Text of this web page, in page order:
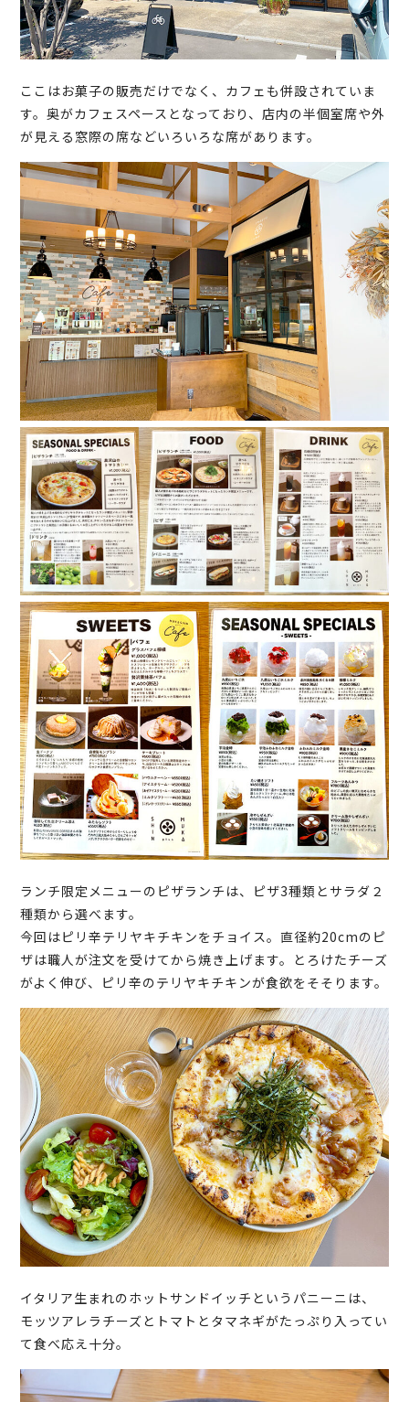
ここはお菓子の販売だけでなく、カフェも併設されていま
す。奥がカフェスペースとなっており、店内の半個室席や外
が見える窓際の席などいろいろな席があります。
ランチ限定メニューのピザランチは、ピザ3種類とサラダ２
種類から選べます。
今回はピリ辛テリヤキチキンをチョイス。直径約20cmのピ
ザは職人が注文を受けてから焼き上げます。とろけたチーズ
がよく伸び、ピリ辛のテリヤキチキンが食欲をそそります。
イタリア生まれのホットサンドイッチというパニーニは、
モッツアレラチーズとトマトとタマネギがたっぷり入ってい
て食べ応え十分。